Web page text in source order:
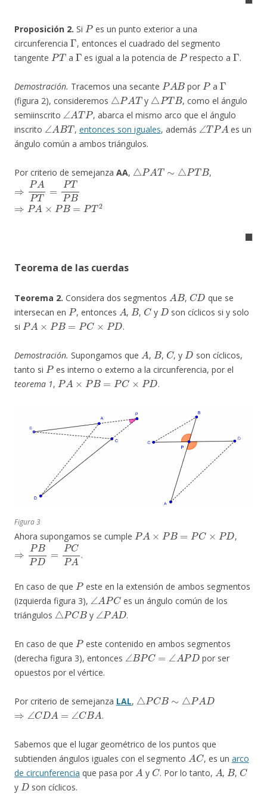
Proposición 2. Si
P
es un punto exterior a una
circunferencia
Γ
, entonces el cuadrado del segmento
tangente
PT
a
Γ
es igual a la potencia de
P
respecto a
Γ
.
Demostración. Tracemos una secante
PA B
por
P
a
Γ
(figura 2), consideremos
△PAT
y
△PTB
, como el ángulo
semiinscrito
∠ATP
, abarca el mismo arco que el ángulo
inscrito
∠ABT
, entonces son iguales, además
∠TPA
es un
ángulo común a ambos triángulos.
Por criterio de semejanza AA,
△ PA T∼ T B
,
APT TPB
A×P =PT2
◼
Teorema de las cuerdas
Teorema 2. Considera dos segmentos
A B
,
CD
que se
intersecan en
P
, entonces
A
,
B
,
C
y
D
son cíclicos si y solo
si
PA×PB=P C×PD
.
Demostración. Supongamos que
A
,
B
,
C
, y
D
son cíclicos,
tanto si
P
es interno o externo a la circunferencia, por el
teorema 1,
PA×PB=PC×PD
.
Figura 3
Ahora supongamos se cumple
PA × B=P PD
,
BPD CPA
.
En caso de que
P
este en la extensión de ambos segmentos
(izquierda figura 3),
∠APC
es un ángulo común de los
triángulos
△PCB
y
∠P AD
.
En caso de que
P
este contenido en ambos segmentos
(derecha figura 3), entonces
∠BPC= ∠APD
por ser
opuestos por el vértice.
Por criterio de semejanza LAL,
△ PC B∼ A D
⇒∠CDA= ∠C BA
.
Sabemos que el lugar geométrico de los puntos que
subtienden ángulos iguales con el segmento
AC
, es un arco
de circunferencia que pasa por
A
y
C
. Por lo tanto,
A
,
B
,
C
y
D
son cíclicos.